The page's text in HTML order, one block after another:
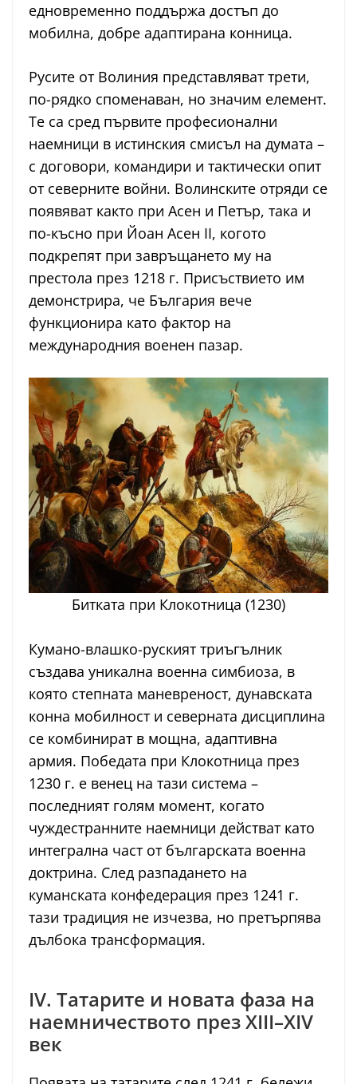
едновременно поддържа достъп до
мобилна, добре адаптирана конница.
Русите от Волиния представляват трети,
по-рядко споменаван, но значим елемент.
Те са сред първите професионални
наемници в истинския смисъл на думата –
с договори, командири и тактически опит
от северните войни. Волинските отряди се
появяват както при Асен и Петър, така и
по-късно при Йоан Асен II, когото
подкрепят при завръщането му на
престола през 1218 г. Присъствието им
демонстрира, че България вече
функционира като фактор на
международния военен пазар.
Битката при Клокотница (1230)
Кумано-влашко-руският триъгълник
създава уникална военна симбиоза, в
която степната маневреност, дунавската
конна мобилност и северната дисциплина
се комбинират в мощна, адаптивна
армия. Победата при Клокотница през
1230 г. е венец на тази система –
последният голям момент, когато
чуждестранните наемници действат като
интегрална част от българската военна
доктрина. След разпадането на
куманската конфедерация през 1241 г.
тази традиция не изчезва, но претърпява
дълбока трансформация.
IV. Татарите и новата фаза на
наемничеството през XIII–XIV
век